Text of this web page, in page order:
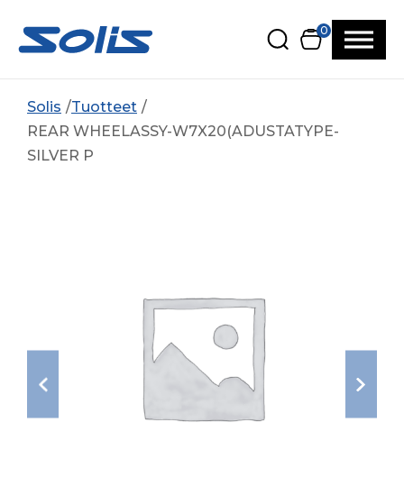
0
Solis
Tuotteet
REAR WHEELASSY-W7X20(ADUSTATYPE-
SILVER P